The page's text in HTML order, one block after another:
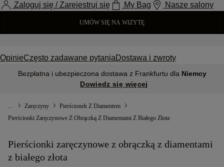
Zaloguj się / Zarejestruj się My Bag Nasze salony
UMÓW SIĘ NA WIZYTĘ
OpinieCzęsto zadawane pytaniaDostawa i zwroty
Bezpłatna i ubezpieczona dostawa z Frankfurtu dla Niemcy
Dowiedz się więcej
... Zaręczyny
Pierścionek Z Diamentem
Pierścionki Zaręczynowe Z Obrączką Z Diamentami Z Białego Złota
Pierścionki zaręczynowe z obrączką z diamentami
z białego złota